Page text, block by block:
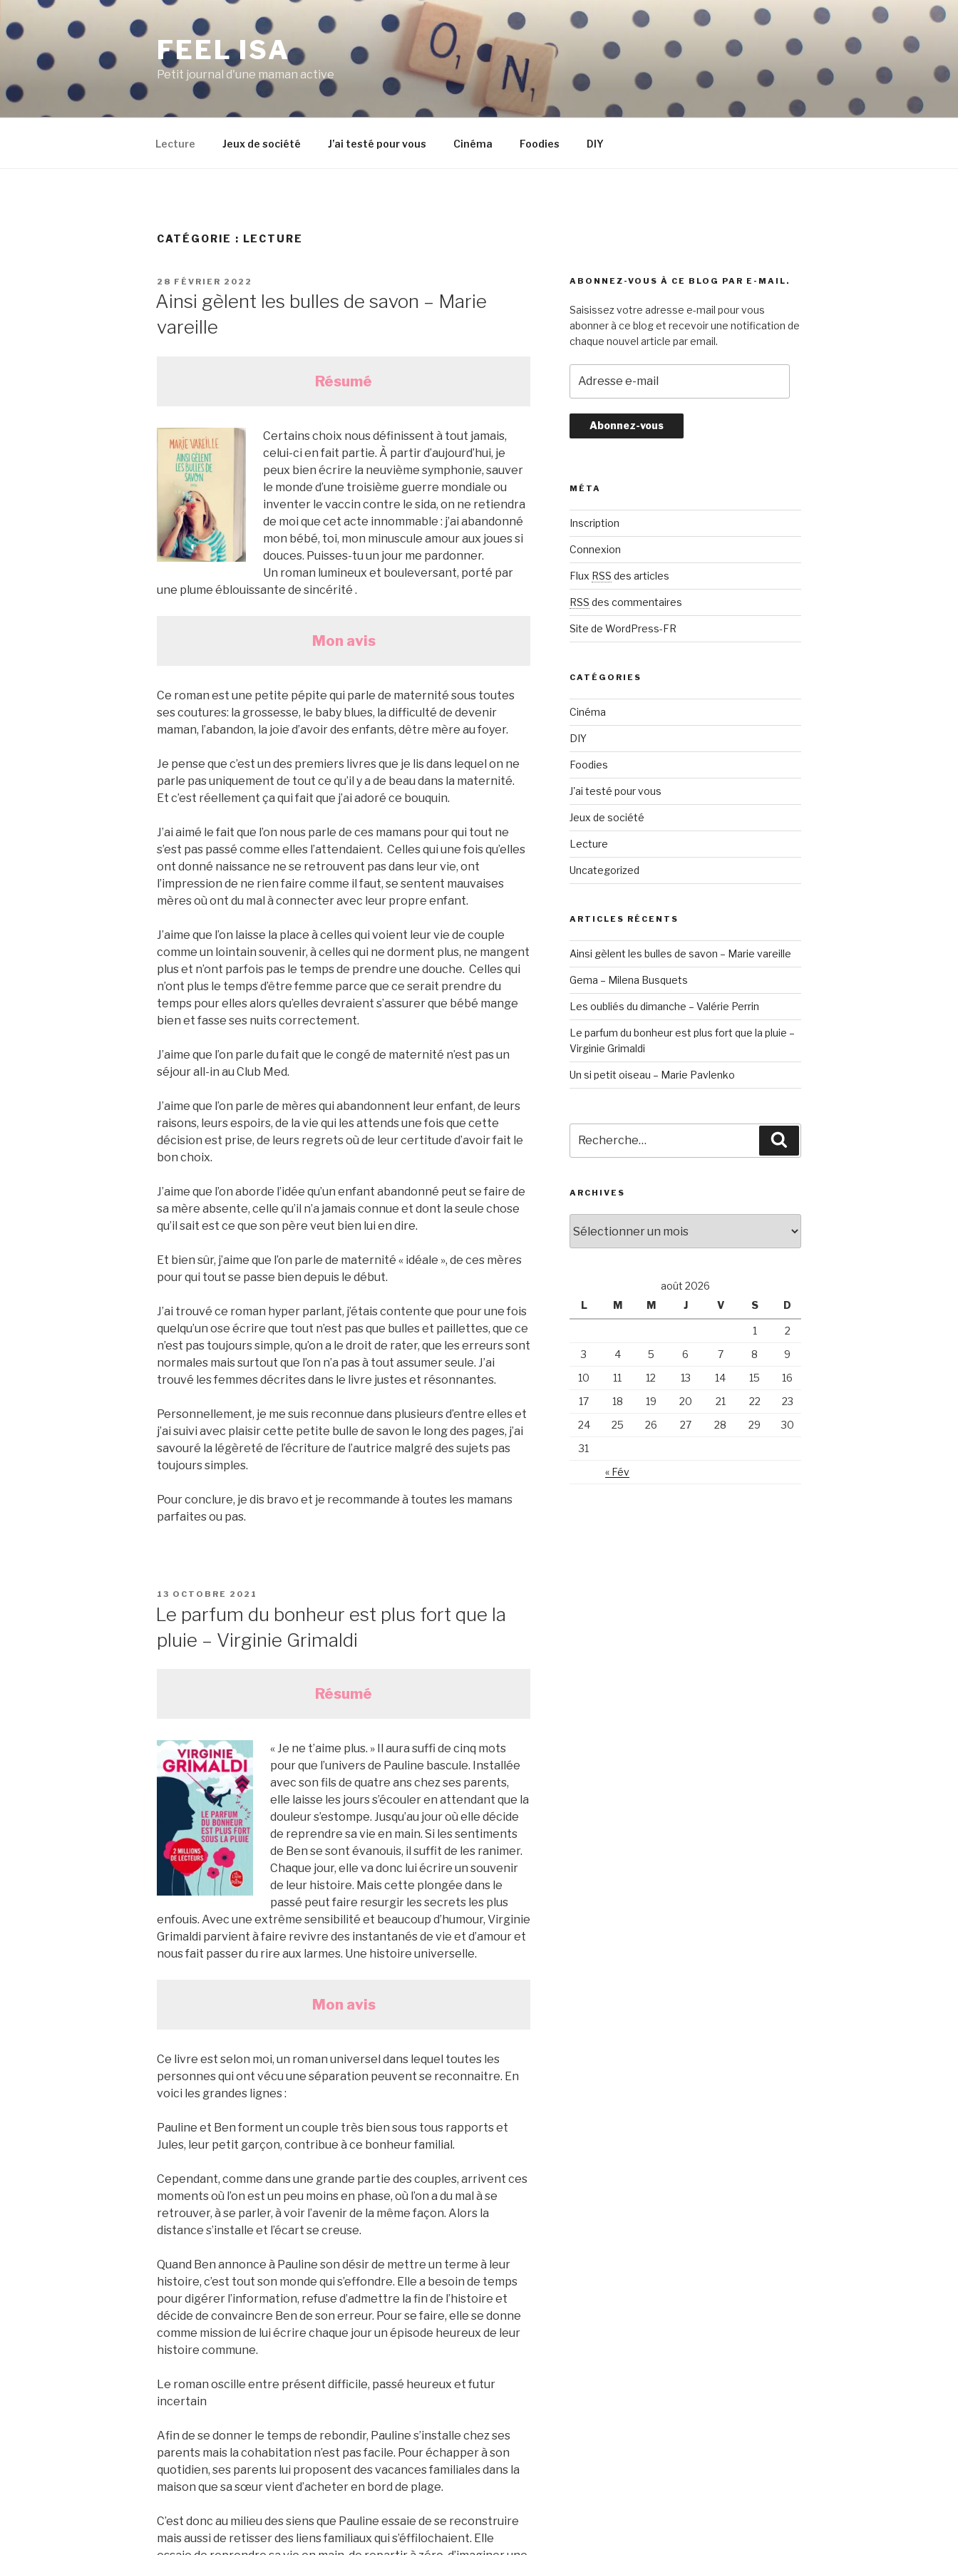
au
contenu
principal
FEEL ISA
Petit journal d'une maman active
Lecture Jeux de société J’ai testé pour vous Cinéma Foodies DIY
CATÉGORIE : LECTURE
PUBLIÉ
LE
28 FÉVRIER 2022
Ainsi gèlent les bulles de savon – Marie
vareille
Résumé
Certains choix nous définissent à tout jamais,
celui-ci en fait partie. À partir d’aujourd’hui, je
peux bien écrire la neuvième symphonie, sauver
le monde d’une troisième guerre mondiale ou
inventer le vaccin contre le sida, on ne retiendra
de moi que cet acte innommable : j’ai abandonné
mon bébé, toi, mon minuscule amour aux joues si
douces. Puisses-tu un jour me pardonner.
Un roman lumineux et bouleversant, porté par
une plume éblouissante de sincérité .
Mon avis
Ce roman est une petite pépite qui parle de maternité sous toutes
ses coutures: la grossesse, le baby blues, la difficulté de devenir
maman, l’abandon, la joie d’avoir des enfants, dêtre mère au foyer.
Je pense que c’est un des premiers livres que je lis dans lequel on ne
parle pas uniquement de tout ce qu’il y a de beau dans la maternité.
Et c’est réellement ça qui fait que j’ai adoré ce bouquin.
J’ai aimé le fait que l’on nous parle de ces mamans pour qui tout ne
s’est pas passé comme elles l’attendaient. Celles qui une fois qu’elles
ont donné naissance ne se retrouvent pas dans leur vie, ont
l’impression de ne rien faire comme il faut, se sentent mauvaises
mères où ont du mal à connecter avec leur propre enfant.
J’aime que l’on laisse la place à celles qui voient leur vie de couple
comme un lointain souvenir, à celles qui ne dorment plus, ne mangent
plus et n’ont parfois pas le temps de prendre une douche. Celles qui
n’ont plus le temps d’être femme parce que ce serait prendre du
temps pour elles alors qu’elles devraient s’assurer que bébé mange
bien et fasse ses nuits correctement.
J’aime que l’on parle du fait que le congé de maternité n’est pas un
séjour all-in au Club Med.
J’aime que l’on parle de mères qui abandonnent leur enfant, de leurs
raisons, leurs espoirs, de la vie qui les attends une fois que cette
décision est prise, de leurs regrets où de leur certitude d’avoir fait le
bon choix.
J’aime que l’on aborde l’idée qu’un enfant abandonné peut se faire de
sa mère absente, celle qu’il n’a jamais connue et dont la seule chose
qu’il sait est ce que son père veut bien lui en dire.
Et bien sûr, j’aime que l’on parle de maternité « idéale », de ces mères
pour qui tout se passe bien depuis le début.
J’ai trouvé ce roman hyper parlant, j’étais contente que pour une fois
quelqu’un ose écrire que tout n’est pas que bulles et paillettes, que ce
n’est pas toujours simple, qu’on a le droit de rater, que les erreurs sont
normales mais surtout que l’on n’a pas à tout assumer seule. J’ai
trouvé les femmes décrites dans le livre justes et résonnantes.
Personnellement, je me suis reconnue dans plusieurs d’entre elles et
j’ai suivi avec plaisir cette petite bulle de savon le long des pages, j’ai
savouré la légèreté de l’écriture de l’autrice malgré des sujets pas
toujours simples.
Pour conclure, je dis bravo et je recommande à toutes les mamans
parfaites ou pas.
PUBLIÉ
13 OCTOBRE 2021
Le parfum du bonheur est plus fort que la
pluie – Virginie Grimaldi
Résumé
« Je ne t’aime plus. » Il aura suffi de cinq mots
pour que l’univers de Pauline bascule. Installée
avec son fils de quatre ans chez ses parents,
elle laisse les jours s’écouler en attendant que la
douleur s’estompe. Jusqu’au jour où elle décide
de reprendre sa vie en main. Si les sentiments
de Ben se sont évanouis, il suffit de les ranimer.
Chaque jour, elle va donc lui écrire un souvenir
de leur histoire. Mais cette plongée dans le
passé peut faire resurgir les secrets les plus
enfouis. Avec une extrême sensibilité et beaucoup d’humour, Virginie
Grimaldi parvient à faire revivre des instantanés de vie et d’amour et
nous fait passer du rire aux larmes. Une histoire universelle.
Mon avis
Ce livre est selon moi, un roman universel dans lequel toutes les
personnes qui ont vécu une séparation peuvent se reconnaitre. En
voici les grandes lignes :
Pauline et Ben forment un couple très bien sous tous rapports et
Jules, leur petit garçon, contribue à ce bonheur familial.
Cependant, comme dans une grande partie des couples, arrivent ces
moments où l’on est un peu moins en phase, où l’on a du mal à se
retrouver, à se parler, à voir l’avenir de la même façon. Alors la
distance s’installe et l’écart se creuse.
Quand Ben annonce à Pauline son désir de mettre un terme à leur
histoire, c’est tout son monde qui s’effondre. Elle a besoin de temps
pour digérer l’information, refuse d’admettre la fin de l’histoire et
décide de convaincre Ben de son erreur. Pour se faire, elle se donne
comme mission de lui écrire chaque jour un épisode heureux de leur
histoire commune.
Le roman oscille entre présent difficile, passé heureux et futur
incertain
Afin de se donner le temps de rebondir, Pauline s’installe chez ses
parents mais la cohabitation n’est pas facile. Pour échapper à son
quotidien, ses parents lui proposent des vacances familiales dans la
maison que sa sœur vient d’acheter en bord de plage.
C’est donc au milieu des siens que Pauline essaie de se reconstruire
mais aussi de retisser des liens familiaux qui s’éffilochaient. Elle
ABONNEZ-VOUS À CE BLOG PAR E-MAIL.
Saisissez votre adresse e-mail pour vous
abonner à ce blog et recevoir une notification de
chaque nouvel article par email.
e
s
m
a
i
l
MÉTA
Inscription
Connexion
Flux RSS des articles
RSS des commentaires
Site de WordPress-FR
CATÉGORIES
Cinéma
DIY
Foodies
J'ai testé pour vous
Jeux de société
Lecture
Uncategorized
ARTICLES RÉCENTS
Ainsi gèlent les bulles de savon – Marie vareille
Gema – Milena Busquets
Les oubliés du dimanche – Valérie Perrin
Le parfum du bonheur est plus fort que la pluie –
Virginie Grimaldi
Un si petit oiseau – Marie Pavlenko
pour
ARCHIVES
août 2026
L
M M J V S D
« Fév
1
2
3
4 5 6 7 8
9
10
11 12 13 14 15
16
17
18 19 20 21 22
23
24
25 26 27 28 29
30
31